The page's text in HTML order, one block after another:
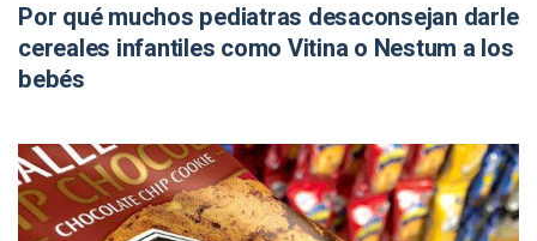
Por qué muchos pediatras desaconsejan darle
cereales infantiles como Vitina o Nestum a los
bebés